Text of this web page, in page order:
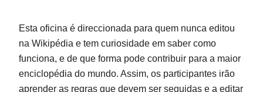
Esta oficina é direccionada para quem nunca editou
na Wikipédia e tem curiosidade em saber como
funciona, e de que forma pode contribuir para a maior
enciclopédia do mundo. Assim, os participantes irão
aprender as regras que devem ser seguidas e a editar